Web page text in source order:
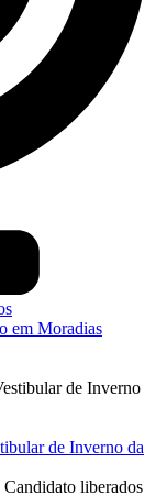
em Moradias
de Inverno da